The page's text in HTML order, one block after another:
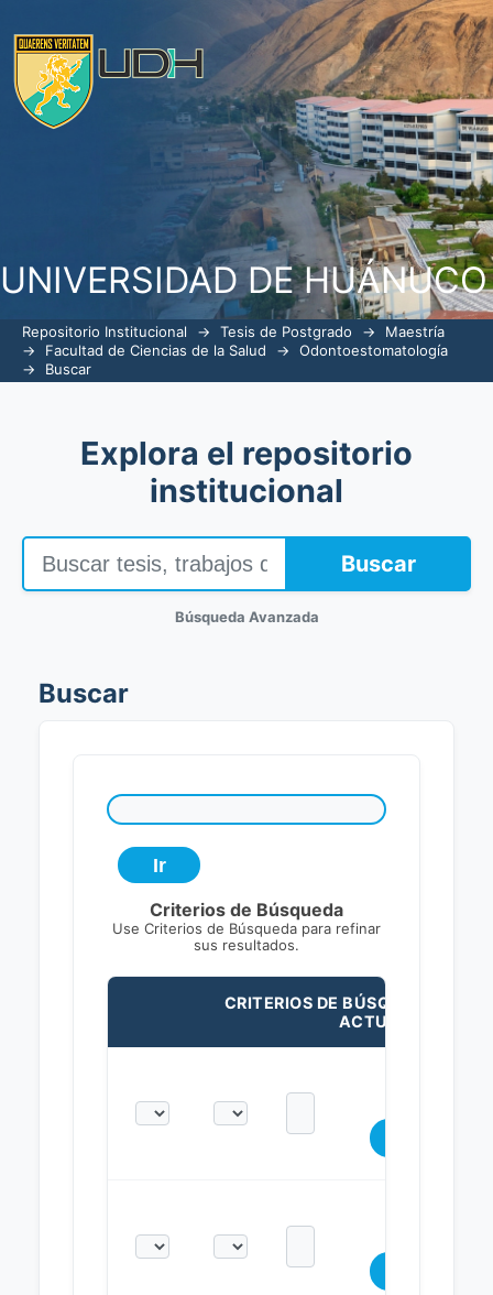
UNIVERSIDAD DE HUÁNUCO
Repositorio Institucional → Tesis de Postgrado →
Maestría
→
Facultad de Ciencias de la Salud →
Odontoestomatología
→
Buscar
Explora el repositorio
institucional
Buscar
Búsqueda Avanzada
Buscar
Criterios de Búsqueda
Use Criterios de Búsqueda para refinar
sus resultados.
CRITERIOS DE BÚSQUEDA
ACTUALES: